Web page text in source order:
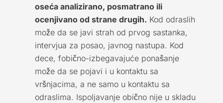
oseća analizirano, posmatrano ili
ocenjivano od strane drugih. Kod odraslih
može da se javi strah od prvog sastanka,
intervjua za posao, javnog nastupa. Kod
dece, fobično-izbegavajuće ponašanje
može da se pojavi i u kontaktu sa
vršnjacima, a ne samo u kontaktu sa
odraslima. Ispoljavanje obično nije u skladu